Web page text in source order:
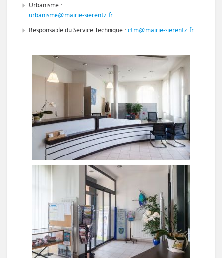
Urbanisme :
urbanisme@mairie-sierentz.fr
Responsable du Service Technique : ctm@mairie-sierentz.fr